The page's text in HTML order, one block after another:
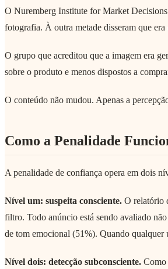
O Nuremberg Institute for Market
fotografia. À outra metade disseram que
O grupo que acreditou que a imagem era
sobre o produto e menos dispostos a
O conteúdo não mudou. Apenas a
Como a Penalidade
A penalidade de confiança opera em dois
Nível um: suspeita consciente. O relatório
filtro. Todo anúncio está sendo avaliado
de tom emocional (51%). Quando qualquer
Nível dois: detecção subconsciente. Como